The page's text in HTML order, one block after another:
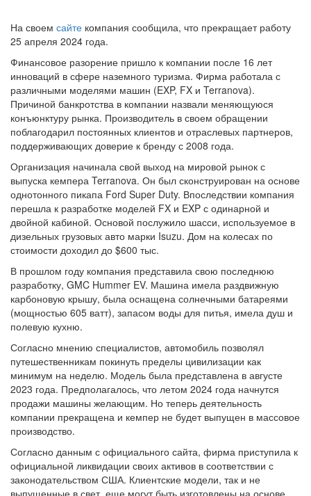
На своем сайте компания сообщила, что прекращает работу
25 апреля 2024 года.
Финансовое разорение пришло к компании после 16 лет
инноваций в сфере наземного туризма. Фирма работала с
различными моделями машин (EXP, FX и Terranova).
Причиной банкротства в компании назвали меняющуюся
конъюнктуру рынка. Производитель в своем обращении
поблагодарил постоянных клиентов и отраслевых партнеров,
поддерживающих доверие к бренду с 2008 года.
Организация начинала свой выход на мировой рынок с
выпуска кемпера Terranova. Он был сконструирован на основе
однотонного пикапа Ford Super Duty. Впоследствии компания
перешла к разработке моделей FX и EXP с одинарной и
двойной кабиной. Основой послужило шасси, используемое в
дизельных грузовых авто марки Isuzu. Дом на колесах по
стоимости доходил до $600 тыс.
В прошлом году компания представила свою последнюю
разработку, GMC Hummer EV. Машина имела раздвижную
карбоновую крышу, была оснащена солнечными батареями
(мощностью 605 ватт), запасом воды для питья, имела душ и
полевую кухню.
Согласно мнению специалистов, автомобиль позволял
путешественникам покинуть пределы цивилизации как
минимум на неделю. Модель была представлена в августе
2023 года. Предполагалось, что летом 2024 года начнутся
продажи машины желающим. Но теперь деятельность
компании прекращена и кемпер не будет выпущен в массовое
производство.
Согласно данным с официального сайта, фирма приступила к
официальной ликвидации своих активов в соответствии с
законодательством США. Клиентские модели, так и не
выпущенные в свет, еще могут быть изготовлены на основе